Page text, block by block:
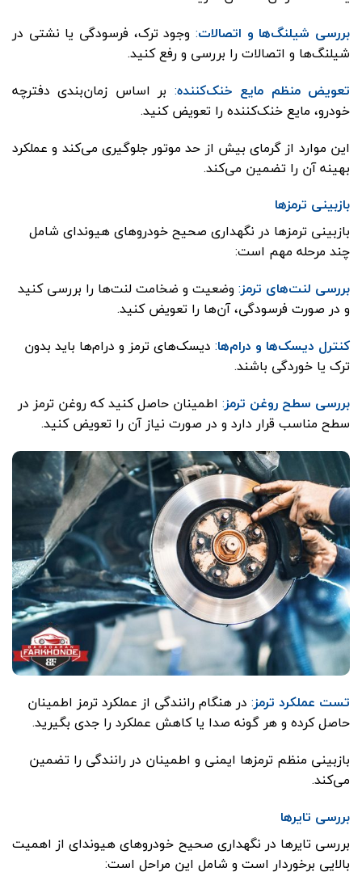
بررسی شیلنگ‌ها و اتصالات: وجود ترک، فرسودگی یا نشتی در
شیلنگ‌ها و اتصالات را بررسی و رفع کنید.
تعویض منظم مایع خنک‌کننده: بر اساس زمان‌بندی دفترچه
خودرو، مایع خنک‌کننده را تعویض کنید.
این موارد از گرمای بیش از حد موتور جلوگیری می‌کند و عملکرد
بهینه آن را تضمین می‌کند.
بازبینی ترمزها
بازبینی ترمزها در نگهداری صحیح خودروهای هیوندای شامل
چند مرحله مهم است:
بررسی لنت‌های ترمز: وضعیت و ضخامت لنت‌ها را بررسی کنید
و در صورت فرسودگی، آن‌ها را تعویض کنید.
کنترل دیسک‌ها و درام‌ها: دیسک‌های ترمز و درام‌ها باید بدون
ترک یا خوردگی باشند.
بررسی سطح روغن ترمز: اطمینان حاصل کنید که روغن ترمز در
سطح مناسب قرار دارد و در صورت نیاز آن را تعویض کنید.
تست عملکرد ترمز: در هنگام رانندگی از عملکرد ترمز اطمینان
حاصل کرده و هر گونه صدا یا کاهش عملکرد را جدی بگیرید.
بازبینی منظم ترمزها ایمنی و اطمینان در رانندگی را تضمین
می‌کند.
بررسی تایرها
بررسی تایرها در نگهداری صحیح خودروهای هیوندای از اهمیت
بالایی برخوردار است و شامل این مراحل است: